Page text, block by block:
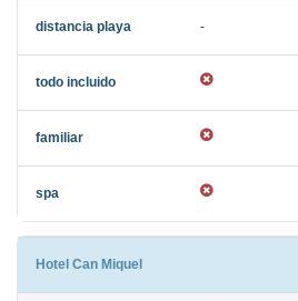
-
Hotel Can Miquel